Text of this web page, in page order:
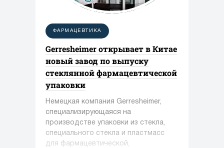
ФАРМАЦЕВТИКА
Gerresheimer открывает в Китае
новый завод по выпуску
стеклянной фармацевтической
упаковки
Немецкая компания Gerresheimer,
специализирующаяся на
производстве упаковки из стекла,
специального стекла и пластмасс
для фармацевтической,